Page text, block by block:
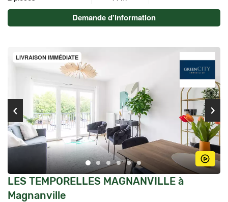
Demande d'information
LIVRAISON IMMÉDIATE
LES TEMPORELLES MAGNANVILLE à
Magnanville